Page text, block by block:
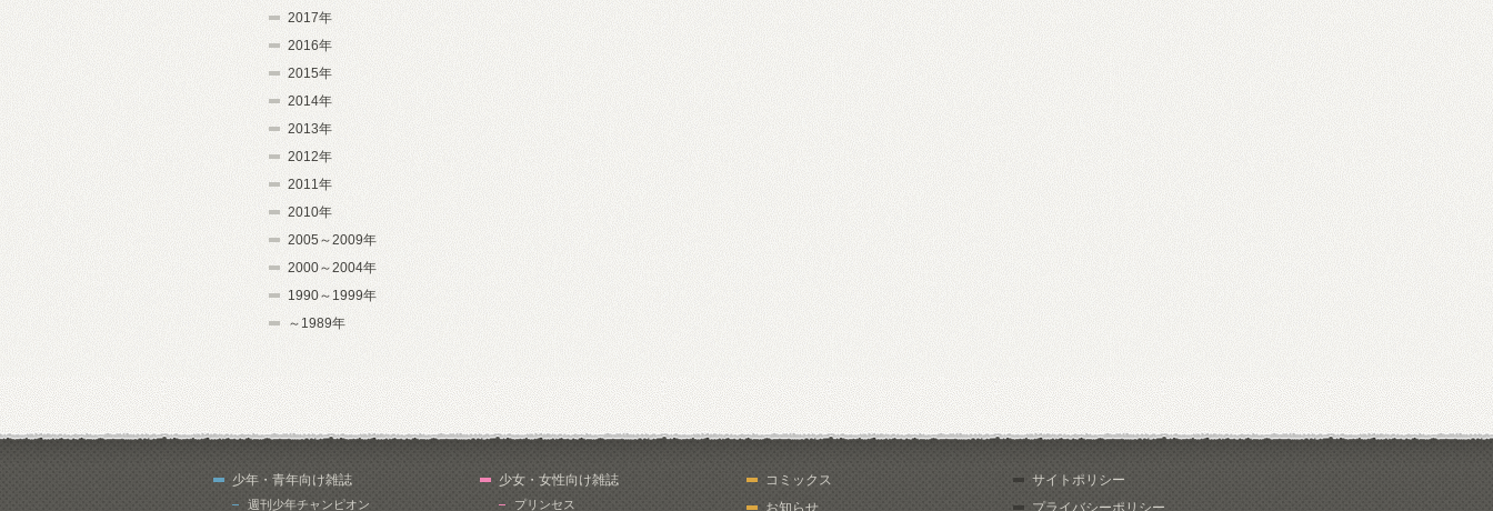
2017年
2016年
2015年
2014年
2013年
2012年
2011年
2010年
2005～2009年
2000～2004年
1990～1999年
～1989年
少年・青年向け雑誌
週刊少年チャンピオン
少女・女性向け雑誌
プリンセス
コミックス
お知らせ
サイトポリシー
プライバシーポリシー